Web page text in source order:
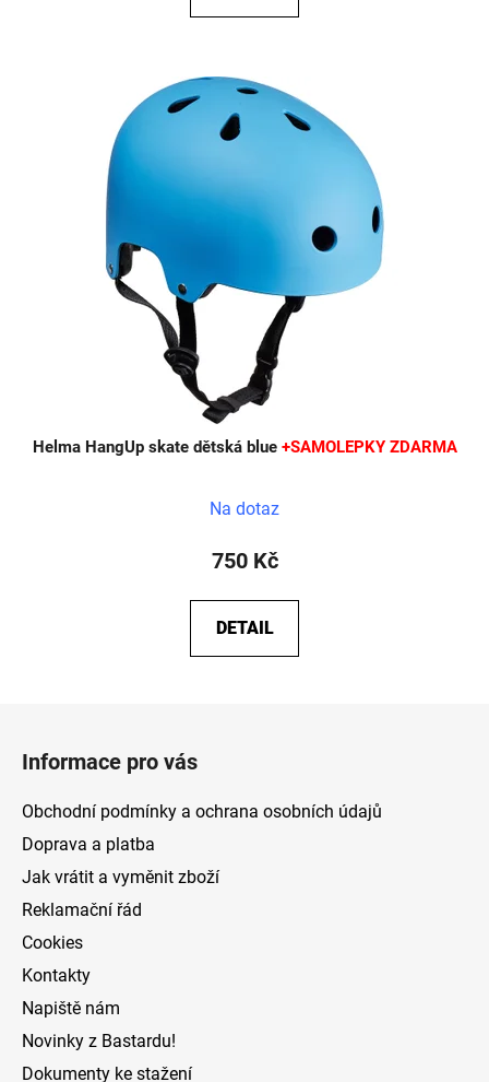
Helma HangUp skate dětská blue +SAMOLEPKY ZDARMA
Na dotaz
750 Kč
DETAIL
Informace pro vás
Obchodní podmínky a ochrana osobních údajů
Doprava a platba
Jak vrátit a vyměnit zboží
Reklamační řád
Cookies
Kontakty
Napiště nám
Novinky z Bastardu!
Dokumenty ke stažení